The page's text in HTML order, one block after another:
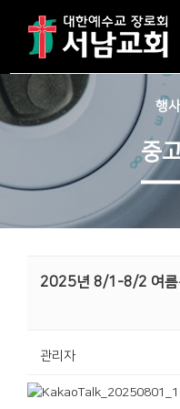
행
중
2025년 8/1-8/2 여름
관리자